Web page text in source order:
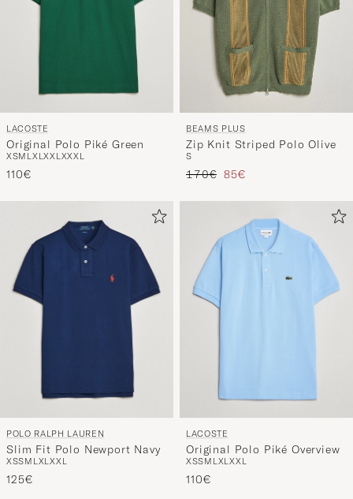
LACOSTE
Original Polo Piké Green
XSM LXLXXLXXXL
110€
BEAMS PLUS
Zip Knit Striped Polo Olive
S
Regulärer Preis
170€ Reduzierter Preis
85€
POLO RALPH LAUREN
Slim Fit Polo Newport Navy
XSSM LXLXXL
125€
LACOSTE
Original Polo Piké Overview
XSSM LXLXXL
110€